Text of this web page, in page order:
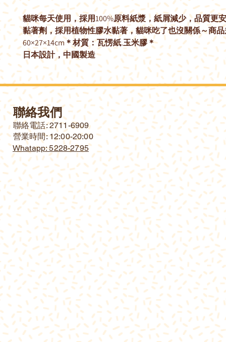
貓咪每天使用，採用100%原料紙漿，紙屑減少，品質更
黏著劑，採用植物性膠水黏著，貓咪吃了也沒關係～商
60×27×14cm＊材質：瓦愣紙.玉米膠＊
日本設計，中國製造
聯絡我們
​聯絡電話: 2711-6909
營業時間: 12:00-20:00
Whatapp: 5228-2795